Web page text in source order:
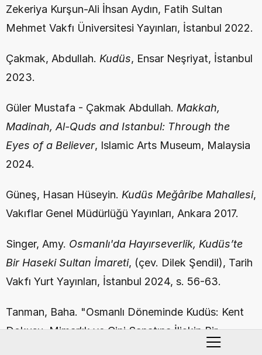
Zekeriya Kurşun-Ali İhsan Aydın, Fatih Sultan
Mehmet Vakfı Üniversitesi Yayınları, İstanbul 2022.
Çakmak, Abdullah. Kudüs, Ensar Neşriyat, İstanbul
2023.
Güler Mustafa - Çakmak Abdullah. Makkah,
Madinah, Al-Quds and Istanbul: Through the
Eyes of a Believer, Islamic Arts Museum, Malaysia
2024.
Güneş, Hasan Hüseyin. Kudüs Meğâribe Mahallesi,
Vakıflar Genel Müdürlüğü Yayınları, Ankara 2017.
Singer, Amy. Osmanlı'da Hayırseverlik, Kudüs’te
Bir Haseki Sultan İmareti, (çev. Dilek Şendil), Tarih
Vakfı Yurt Yayınları, İstanbul 2024, s. 56-63.
Tanman, Baha. "Osmanlı Döneminde Kudüs: Kent
Dokusu, Mimarlık ve Çini Sanatına İlişkin Bir
Ortadoğu'da Osmanlı